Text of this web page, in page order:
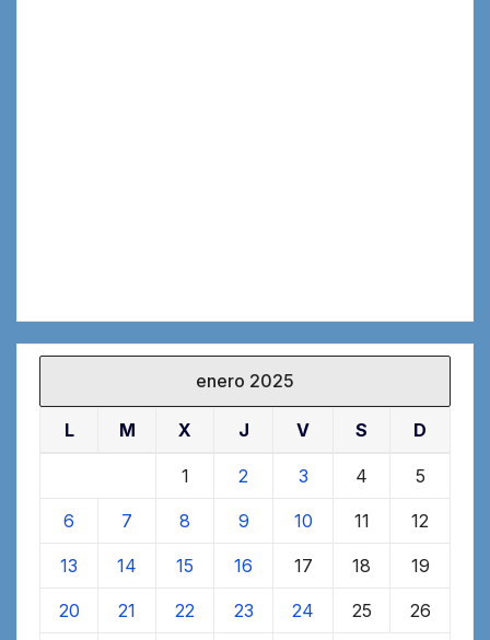
enero 2025
L M X J V S D
1 2 3 4 5
6 7 8 9 10 11 12
13 14 15 16 17 18 19
20 21 22 23 24 25 26